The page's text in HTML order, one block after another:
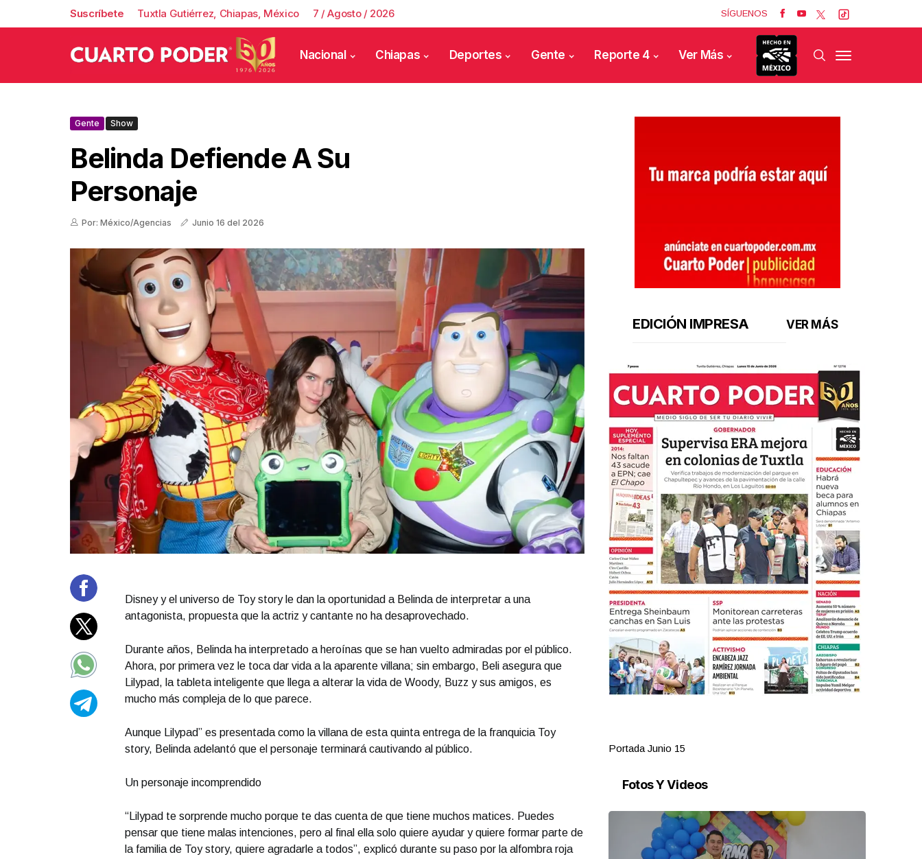
Suscríbete Tuxtla Gutiérrez, Chiapas, México 7 / Agosto / 2026 SÍGUENOS
Nacional Chiapas Deportes Gente Reporte 4 Ver Más
Gente Show
Belinda Defiende A Su
Personaje
Por: México/Agencias Junio 16 del 2026
Disney y el universo de Toy story le dan la oportunidad a Belinda de interpretar a una
antagonista, propuesta que la actriz y cantante no ha desaprovechado.
Durante años, Belinda ha interpretado a heroínas que se han vuelto admiradas por el público.
Ahora, por primera vez le toca dar vida a la aparente villana; sin embargo, Beli asegura que
Lilypad, la tableta inteligente que llega a alterar la vida de Woody, Buzz y sus amigos, es
mucho más compleja de lo que parece.
Aunque Lilypad” es presentada como la villana de esta quinta entrega de la franquicia Toy
story, Belinda adelantó que el personaje terminará cautivando al público.
Un personaje incomprendido
“Lilypad te sorprende mucho porque te das cuenta de que tiene muchos matices. Puedes
pensar que tiene malas intenciones, pero al final ella solo quiere ayudar y quiere formar parte de
la familia de Toy story, quiere agradarle a todos”, explicó durante su paso por la alfombra roja
EDICIÓN IMPRESA VER MÁS
Portada Junio 13 Portada Junio 16 Portada Junio 15
Fotos Y Videos